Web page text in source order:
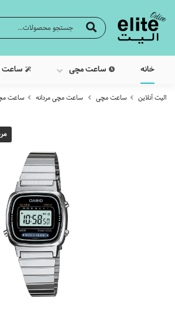
خانه ساعت مچی ساعت
الیت آنلاین ساعت مچی ساعت مچی مردانه ساعت